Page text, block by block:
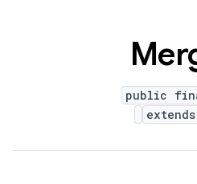
public
extends